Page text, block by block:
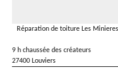
Réparation de toiture Les Minieres
9 h chaussée des créateurs
27400 Louviers